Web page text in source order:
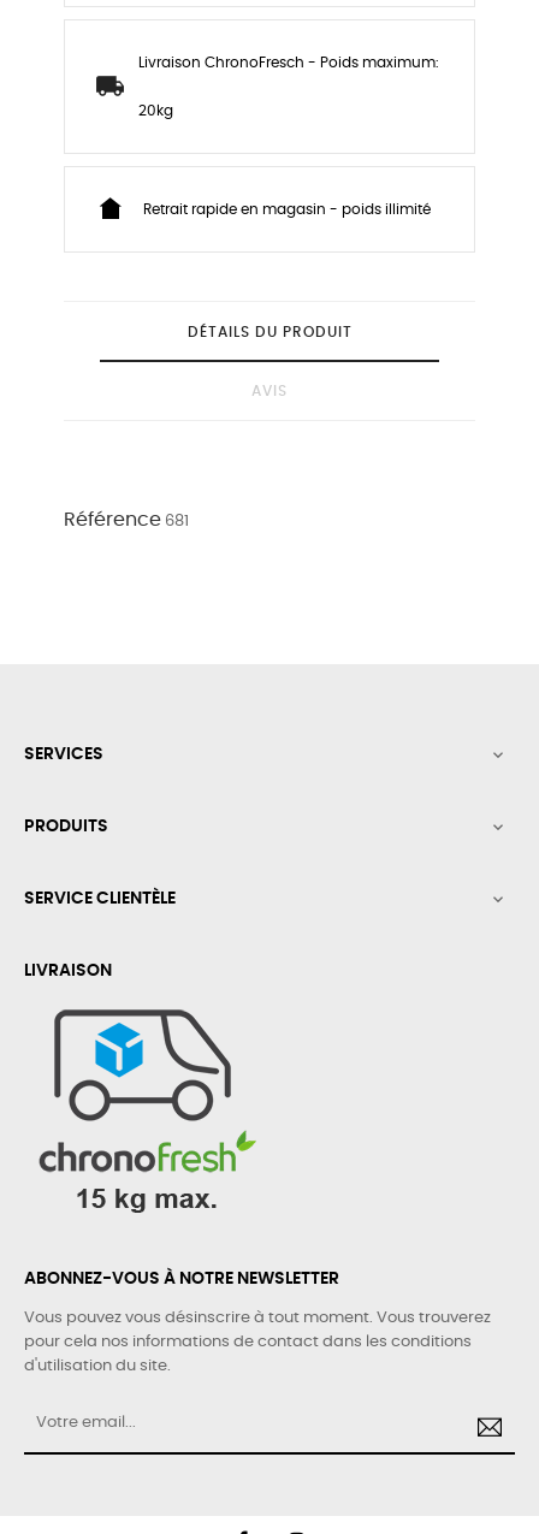
Livraison ChronoFresch - Poids maximum:
20kg
Retrait rapide en magasin - poids illimité
DÉTAILS DU PRODUIT
AVIS
Référence 681
SERVICES 
PRODUITS 
SERVICE CLIENTÈLE 
LIVRAISON
ABONNEZ-VOUS À NOTRE NEWSLETTER
Vous pouvez vous désinscrire à tout moment. Vous trouverez
pour cela nos informations de contact dans les conditions
d'utilisation du site.